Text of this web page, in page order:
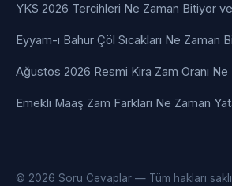
YKS 2026 Tercihleri Ne Zaman Bitiyor
Eyyam-ı Bahur Çöl Sıcakları Ne Zaman
Ağustos 2026 Resmi Kira Zam Oranı Ne
Emekli Maaş Zam Farkları Ne Zaman
© 2026 Soru Cevaplar — Tüm hakları